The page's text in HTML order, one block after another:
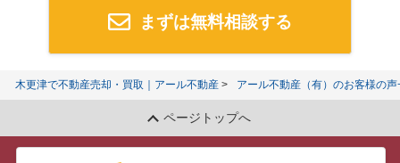
まずは無料相談する
木更津で不動産売却・買取｜アール不動産 アール不動産（有）のお客様の声
ページトップへ